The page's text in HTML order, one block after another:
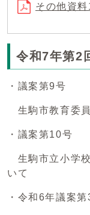
その他資
令和7年第2
・議案第9号
生駒市教育委
・議案第10号
生駒市立小学
いて
・令和6年議案